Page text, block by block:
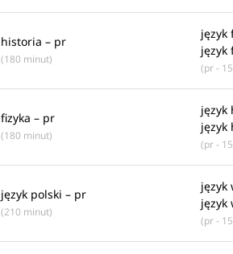
historia – pr
(180 minut)
język
język
(pr -
fizyka – pr
(180 minut)
język
język
(pr -
język polski – pr
(210 minut)
język
język
(pr -